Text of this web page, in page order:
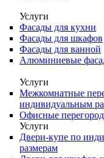
Услуги
Фасады для кухни
Фасады для шкафов
Фасады для ванной
Алюминиевые
Услуги
Межкомнатные
индивидуальным
Офисные
Услуги
Двери-купе по
размерам